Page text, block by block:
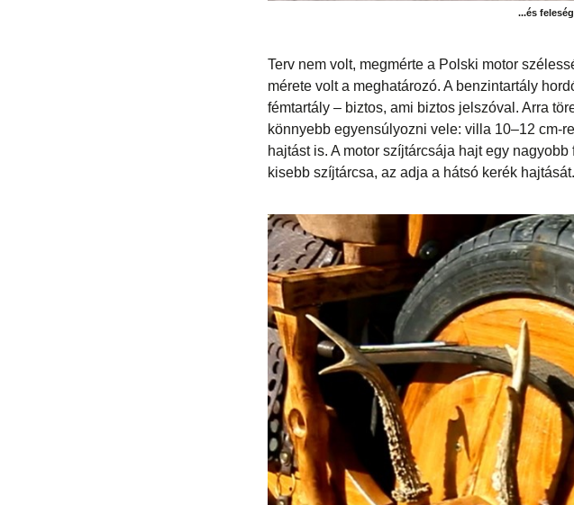
...és
Terv nem volt, megmérte a Polski motor
mérete volt a meghatározó. A benzintartály
fémtartály – biztos, ami biztos jelszóval. Arra
könnyebb egyensúlyozni vele: villa 10–12 cm-
hajtást is. A motor szíjtárcsája hajt egy
kisebb szíjtárcsa, az adja a hátsó kerék hajtását.